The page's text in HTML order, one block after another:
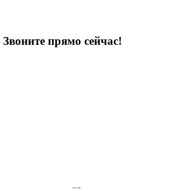
Звоните прямо сейчас!